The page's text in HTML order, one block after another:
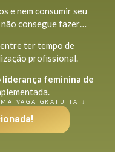
e nem consumir seu
consegue fazer…
ter tempo de
profissional.
liderança feminina de
VAGA GRATUITA ↓